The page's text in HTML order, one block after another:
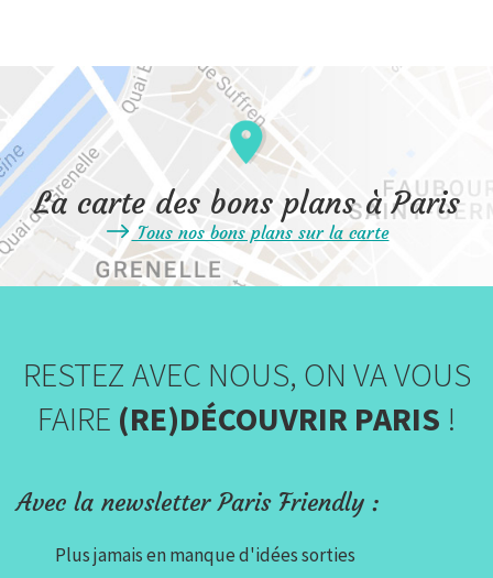
La carte des bons plans à Paris
Tous nos bons plans sur la carte
RESTEZ AVEC NOUS, ON VA VOUS
FAIRE (RE)DÉCOUVRIR PARIS !
Avec la newsletter Paris Friendly :
Plus jamais en manque d'idées sorties